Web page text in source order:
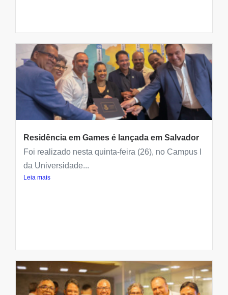
Residência em Games é lançada em Salvador
Foi realizado nesta quinta-feira (26), no Campus I
da Universidade...
Leia mais